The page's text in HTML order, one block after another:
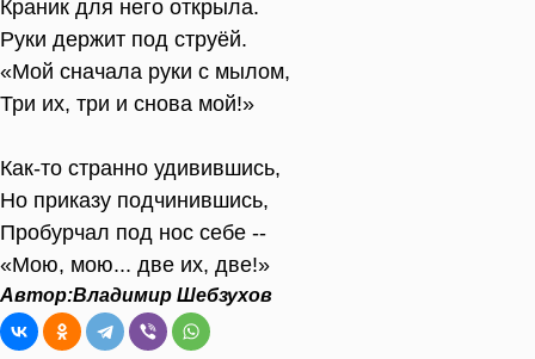
Краник для него открыла.
Руки держит под струёй.
«Мой сначала руки с мылом,
Три их, три и снова мой!»
Как-то странно удивившись,
Но приказу подчинившись,
Пробурчал под нос себе --
«Мою, мою... две их, две!»
Автор:Владимир Шебзухов